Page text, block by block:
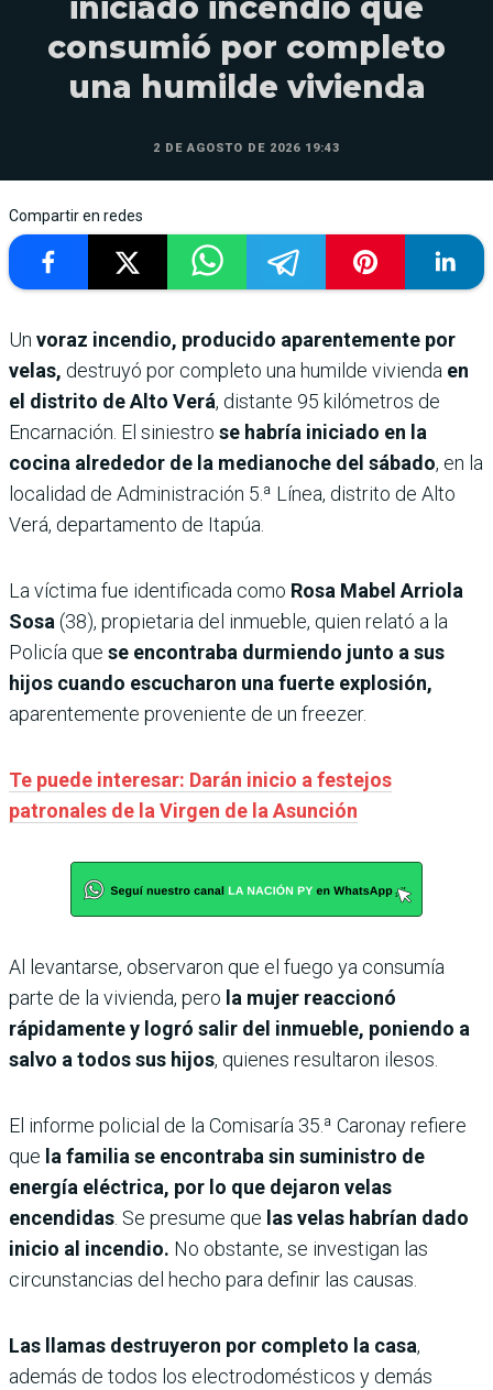
consumió por completo
una humilde vivienda
2 DE AGOSTO DE 2026 19:43
Compartir en redes
Un voraz incendio, producido aparentemente por
velas, destruyó por completo una humilde vivienda en
el distrito de Alto Verá, distante 95 kilómetros de
Encarnación. El siniestro se habría iniciado en la
cocina alrededor de la medianoche del sábado, en la
localidad de Administración 5.ª Línea, distrito de Alto
Verá, departamento de Itapúa.
La víctima fue identificada como Rosa Mabel Arriola
Sosa (38), propietaria del inmueble, quien relató a la
Policía que se encontraba durmiendo junto a sus
hijos cuando escucharon una fuerte explosión,
aparentemente proveniente de un freezer.
Te puede interesar: Darán inicio a festejos
patronales de la Virgen de la Asunción
Al levantarse, observaron que el fuego ya consumía
parte de la vivienda, pero la mujer reaccionó
rápidamente y logró salir del inmueble, poniendo a
salvo a todos sus hijos, quienes resultaron ilesos.
El informe policial de la Comisaría 35.ª Caronay refiere
que la familia se encontraba sin suministro de
energía eléctrica, por lo que dejaron velas
encendidas . Se presume que las velas habrían dado
inicio al incendio. No obstante, se investigan las
circunstancias del hecho para definir las causas.
Las llamas destruyeron por completo la casa,
además de todos los electrodomésticos y demás